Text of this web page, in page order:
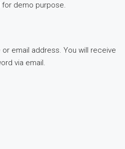
for demo purpose.
email address. You will receive
via email.